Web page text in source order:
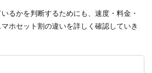
るかを判断するためにも、速度・料金・
ホセット割の違いを詳しく確認していき